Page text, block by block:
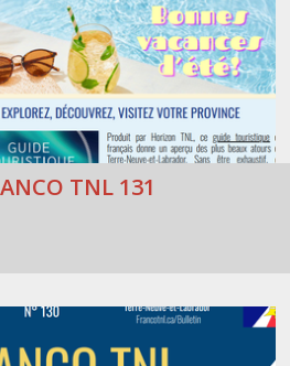
TNL 131